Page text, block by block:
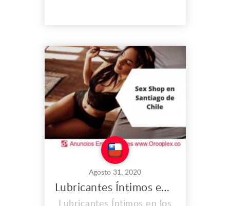
tenemos para ti. Dirección:
Los Boteros 6266
Peñalolen, Santiago RM
Teléfono: (+56) 9 3291
2965 Correo:
info@sexshope...
Agosto 31, 2020
Lubricantes Íntimos en Peñalolen
Lubricantes Íntimos en los